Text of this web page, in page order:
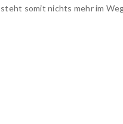
somit nichts mehr im